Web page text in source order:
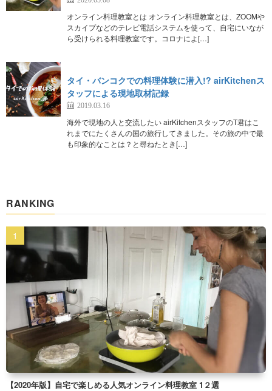
オンライン料理教室とは オンライン料理教室とは、ZOOMや
スカイプなどのテレビ電話システムを使って、自宅にいなが
ら受けられる料理教室です。コロナによ[…]
タイ・バンコクでの料理体験に潜入!? airKitchenス
タッフによる現地取材記録
2019.03.16
海外で現地の人と交流したい airKitchenスタッフのT君はこ
れまでにたくさんの国の旅行してきました。その旅の中で最
も印象的なことは？と尋ねたとき[…]
RANKING
【2020年版】自宅で楽しめる人気オンライン料理教室 1２選